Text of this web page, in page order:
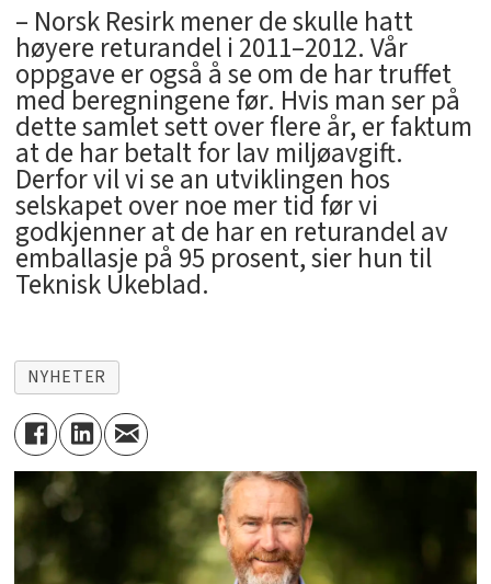
– Norsk Resirk mener de skulle hatt
høyere returandel i 2011–2012. Vår
oppgave er også å se om de har truffet
med beregningene før. Hvis man ser på
dette samlet sett over flere år, er faktum
at de har betalt for lav miljøavgift.
Derfor vil vi se an utviklingen hos
selskapet over noe mer tid før vi
godkjenner at de har en returandel av
emballasje på 95 prosent, sier hun til
Teknisk Ukeblad.
NYHETER